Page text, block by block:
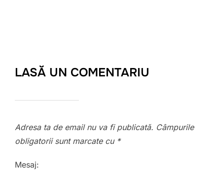
LASĂ UN COMENTARIU
Adresa ta de email nu va fi publicată. Câmpurile
obligatorii sunt marcate cu *
Mesaj: